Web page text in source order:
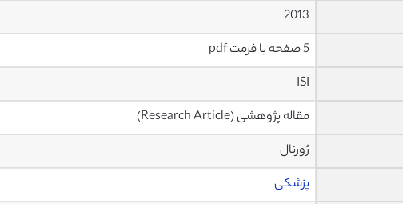
2013
5 صفحه با فرمت pdf
ISI
مقاله پژوهشی (Research Article)
ژورنال
پزشکی